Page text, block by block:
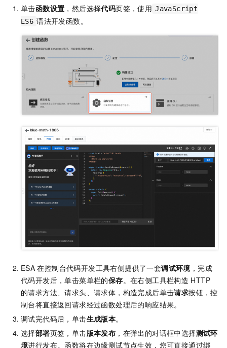
单击函数设置 ，然后选择代码页签，使用 JavaScript
ES6 语法开发函数。
ESA 在控制台代码开发工具右侧提供了一套调试环境，完成
代码开发后，单击菜单栏的保存。在右侧工具栏构造 HTTP
的请求方法、请求头、请求体，构造完成后单击请求按钮，控
制台将直接返回请求经过函数处理后的响应结果。
调试完代码后，单击生成版本。
选择部署页签，单击版本发布 ，在弹出的对话框中选择测试环
境进行发布。函数将在边缘测试节点生效，您可直接通过绑